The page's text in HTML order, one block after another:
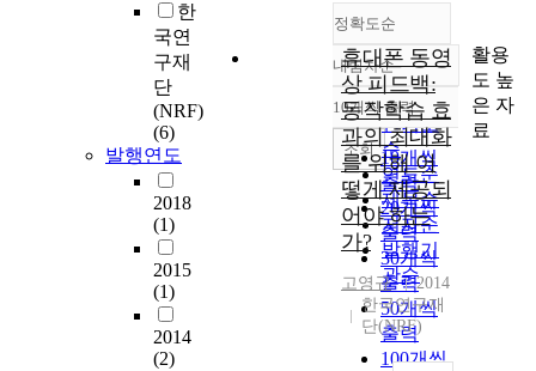
한
국연
구재
단
(NRF)
(6)
발행연도
2018
(1)
2015
(1)
2014
(2)
정확도순
정확도
순
인기도
순
연도순
제목순
저자순
발행기
관순
내림차순
내림차순
10개씩 출력
10개씩
출력
20개씩
출력
30개씩
출력
50개씩
출력
100개씩
조회
휴대폰 동영
상 피드백:
동작학습 효
과의 최대화
를 위해 어
떻게 제공되
어야 하는
가?
고영규
2014
한국연구재
단(NRF)
활용
도 높
은 자
료